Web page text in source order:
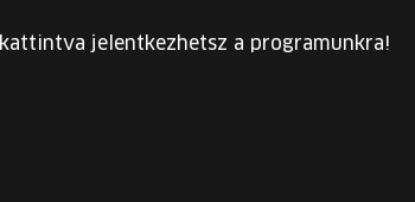
kattintva jelentkezhetsz a programunkra!